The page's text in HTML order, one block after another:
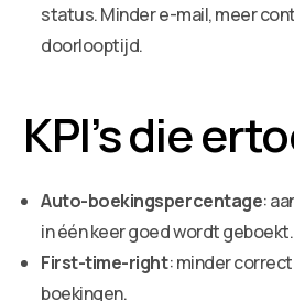
status. Minder e-mail, meer
doorlooptijd.
KPI’s die
Auto-boekingspercentage:
in één keer goed wordt geboekt.
First-time-right: minder
boekingen.